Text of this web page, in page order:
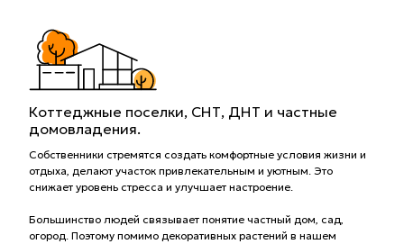
Коттеджные поселки, СНТ, ДНТ и частные
домовладения.
Собственники стремятся создать комфортные условия жизни и
отдыха, делают участок привлекательным и уютным. Это
снижает уровень стресса и улучшает настроение.
Большинство людей связывает понятие частный дом, сад,
огород. Поэтому помимо декоративных растений в нашем